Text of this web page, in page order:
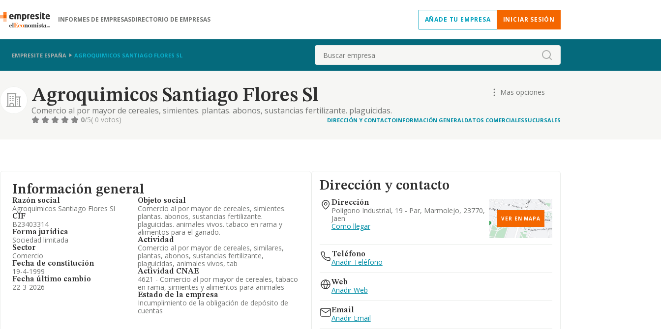
INFORMES DE EMPRESASDIRECTORIO DE EMPRESAS AÑADE TU EMPRESA INICIAR SESIÓN
EMPRESITE ESPAÑA AGROQUIMICOS SANTIAGO FLORES SL Buscar
Agroquimicos Santiago Flores Sl
Comercio al por mayor de cereales, simientes. plantas. abonos, sustancias fertilizante. plaguicidas.
animales vivos. tabaco en rama y alimentos para el ganado.
Mas opciones
0/5( 0 votos) DIRECCIÓN Y CONTACTOINFORMACIÓN GENERALDATOS COMERCIALESSUCURSALES
Información general
Razón social
Agroquimicos Santiago Flores Sl
CIF
B23403314
Forma jurídica
Sociedad limitada
Sector
Comercio
Fecha de constitución
19-4-1999
Fecha último cambio
22-3-2026
Objeto social
Comercio al por mayor de cereales, simientes.
plantas. abonos, sustancias fertilizante.
plaguicidas. animales vivos. tabaco en rama y
alimentos para el ganado.
Actividad
Comercio al por mayor de cereales, similares,
plantas, abonos, sustancias fertilizante,
plaguicidas, animales vivos, tab
Actividad CNAE
4621 - Comercio al por mayor de cereales, tabaco
en rama, simientes y alimentos para animales
Estado de la empresa
Incumplimiento de la obligación de depósito de
cuentas
Dirección y contacto
Dirección
Poligono Industrial, 19 - Par, Marmolejo, 23770,
Jaen
Como llegar
VER EN MAPA
Teléfono
Añadir Teléfono
Web
Añadir Web
Email
Añadir Email